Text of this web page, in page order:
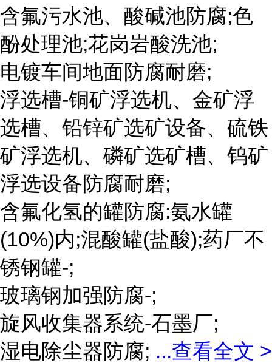
含氟污水池、酸碱池防腐;色
酚处理池;花岗岩酸洗池;
电镀车间地面防腐耐磨;
浮选槽-铜矿浮选机、金矿浮
选槽、铅锌矿选矿设备、硫铁
矿浮选机、磷矿选矿槽、钨矿
浮选设备防腐耐磨;
含氟化氢的罐防腐:氨水罐
(10%)内;混酸罐(盐酸);药厂不
锈钢罐-;
玻璃钢加强防腐-;
旋风收集器系统-石墨厂;
湿电除尘器防腐; ...查看全文 >